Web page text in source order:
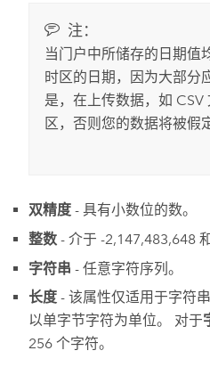
注：
当门户中所储存的日期值
时区的日期，因为大部分
是，在上传数据，如
区，否则您的数据将被假
双精度- 具有小数位的数。
整数- 介于 -2,147,483,648
字符串 - 任意字符序列。
长度- 该属性仅适用于字符
以单字节字符为单位。 对于
256 个字符。